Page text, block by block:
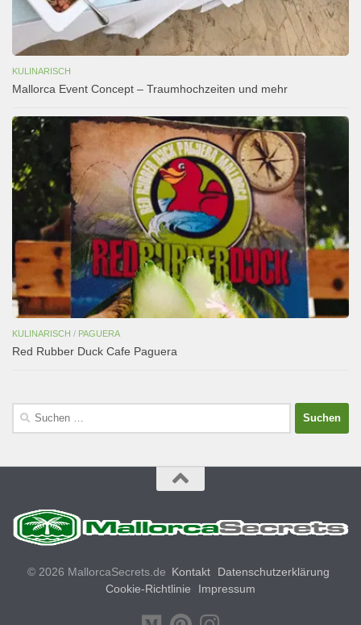
KULINARISCH
Mallorca Event Concept – Traumhochzeiten und mehr
KULINARISCH / PAGUERA
Red Rubber Duck Cafe Paguera
Suchen
© 2026 MallorcaSecrets.de Kontakt
Datenschutzerklärung
Cookie-Richtlinie
Impressum